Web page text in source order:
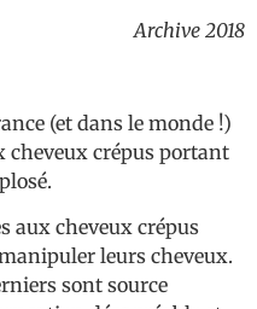
Archive 2018
(et dans le monde !)
cheveux crépus portant
aux cheveux crépus
leurs cheveux.
sont source